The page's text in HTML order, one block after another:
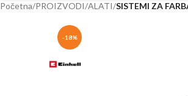
Početna PROIZVODI ALATI SISTEMI ZA
-18%